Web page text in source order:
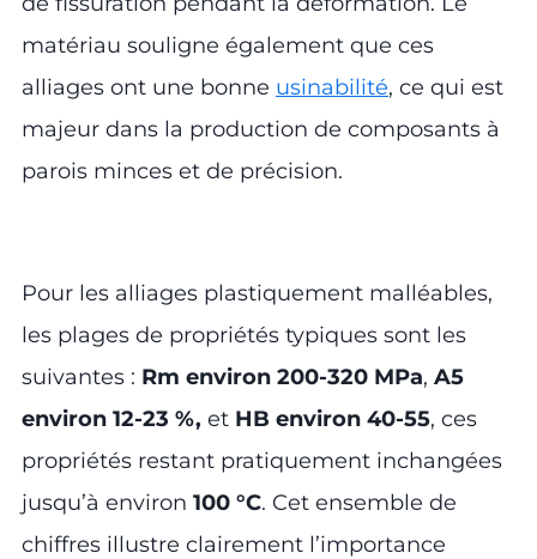
matériau souligne également que ces
alliages ont une bonne usinabilité, ce qui est
majeur dans la production de composants à
parois minces et de précision.
Pour les alliages plastiquement malléables,
les plages de propriétés typiques sont les
suivantes : Rm environ 200-320 MPa, A5
environ 12-23 %, et HB environ 40-55, ces
propriétés restant pratiquement inchangées
jusqu’à environ 100 °C. Cet ensemble de
chiffres illustre clairement l’importance